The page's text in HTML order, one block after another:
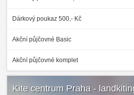
Dárkový poukaz 500,- Kč
Akční půjčovné Basic
Akční půjčovné komplet
Kite centrum Praha -